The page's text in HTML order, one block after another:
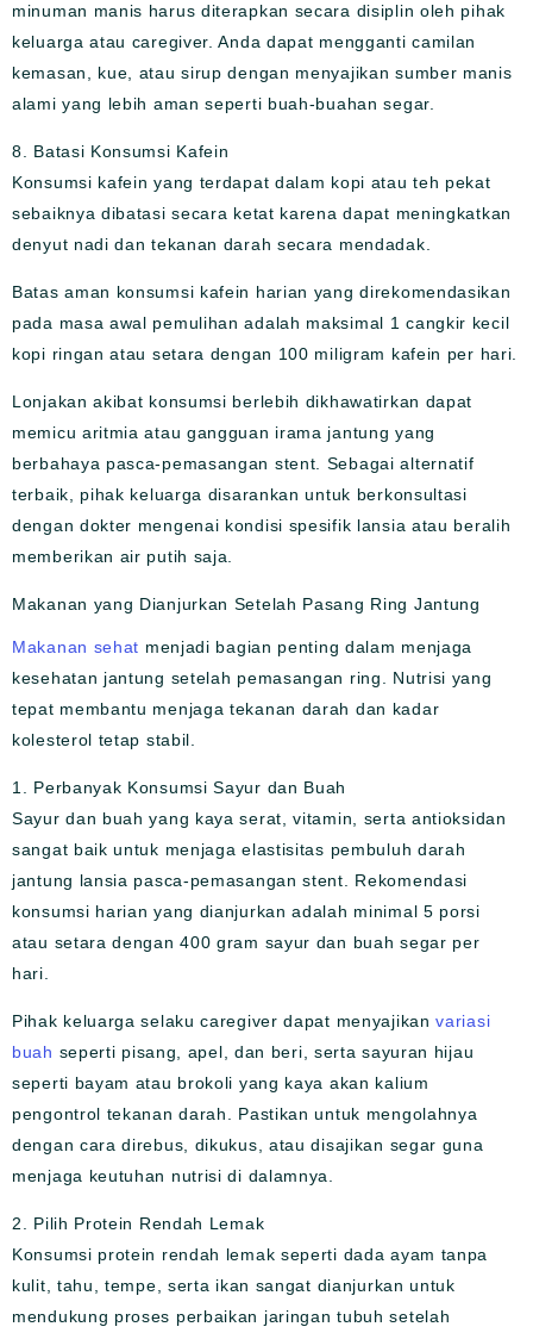
minuman manis harus diterapkan secara disiplin oleh pihak
keluarga atau caregiver. Anda dapat mengganti camilan
kemasan, kue, atau sirup dengan menyajikan sumber manis
alami yang lebih aman seperti buah-buahan segar.
8. Batasi Konsumsi Kafein
Konsumsi kafein yang terdapat dalam kopi atau teh pekat
sebaiknya dibatasi secara ketat karena dapat meningkatkan
denyut nadi dan tekanan darah secara mendadak.
Batas aman konsumsi kafein harian yang direkomendasikan
pada masa awal pemulihan adalah maksimal 1 cangkir kecil
kopi ringan atau setara dengan 100 miligram kafein per hari.
Lonjakan akibat konsumsi berlebih dikhawatirkan dapat
memicu aritmia atau gangguan irama jantung yang
berbahaya pasca-pemasangan stent. Sebagai alternatif
terbaik, pihak keluarga disarankan untuk berkonsultasi
dengan dokter mengenai kondisi spesifik lansia atau beralih
memberikan air putih saja.
Makanan yang Dianjurkan Setelah Pasang Ring Jantung
Makanan sehat menjadi bagian penting dalam menjaga
kesehatan jantung setelah pemasangan ring. Nutrisi yang
tepat membantu menjaga tekanan darah dan kadar
kolesterol tetap stabil.
1. Perbanyak Konsumsi Sayur dan Buah
Sayur dan buah yang kaya serat, vitamin, serta antioksidan
sangat baik untuk menjaga elastisitas pembuluh darah
jantung lansia pasca-pemasangan stent. Rekomendasi
konsumsi harian yang dianjurkan adalah minimal 5 porsi
atau setara dengan 400 gram sayur dan buah segar per
hari.
Pihak keluarga selaku caregiver dapat menyajikanvariasi
buah seperti pisang, apel, dan beri, serta sayuran hijau
seperti bayam atau brokoli yang kaya akan kalium
pengontrol tekanan darah. Pastikan untuk mengolahnya
dengan cara direbus, dikukus, atau disajikan segar guna
menjaga keutuhan nutrisi di dalamnya.
2. Pilih Protein Rendah Lemak
Konsumsi protein rendah lemak seperti dada ayam tanpa
kulit, tahu, tempe, serta ikan sangat dianjurkan untuk
mendukung proses perbaikan jaringan tubuh setelah